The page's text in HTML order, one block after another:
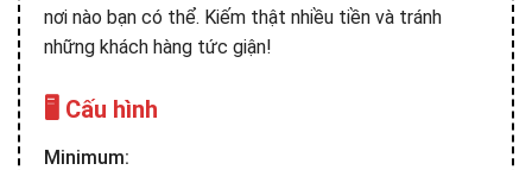
nơi nào bạn có thể. Kiếm thật nhiều tiền và tránh
những khách hàng tức giận!
🖥️ Cấu hình
Minimum: